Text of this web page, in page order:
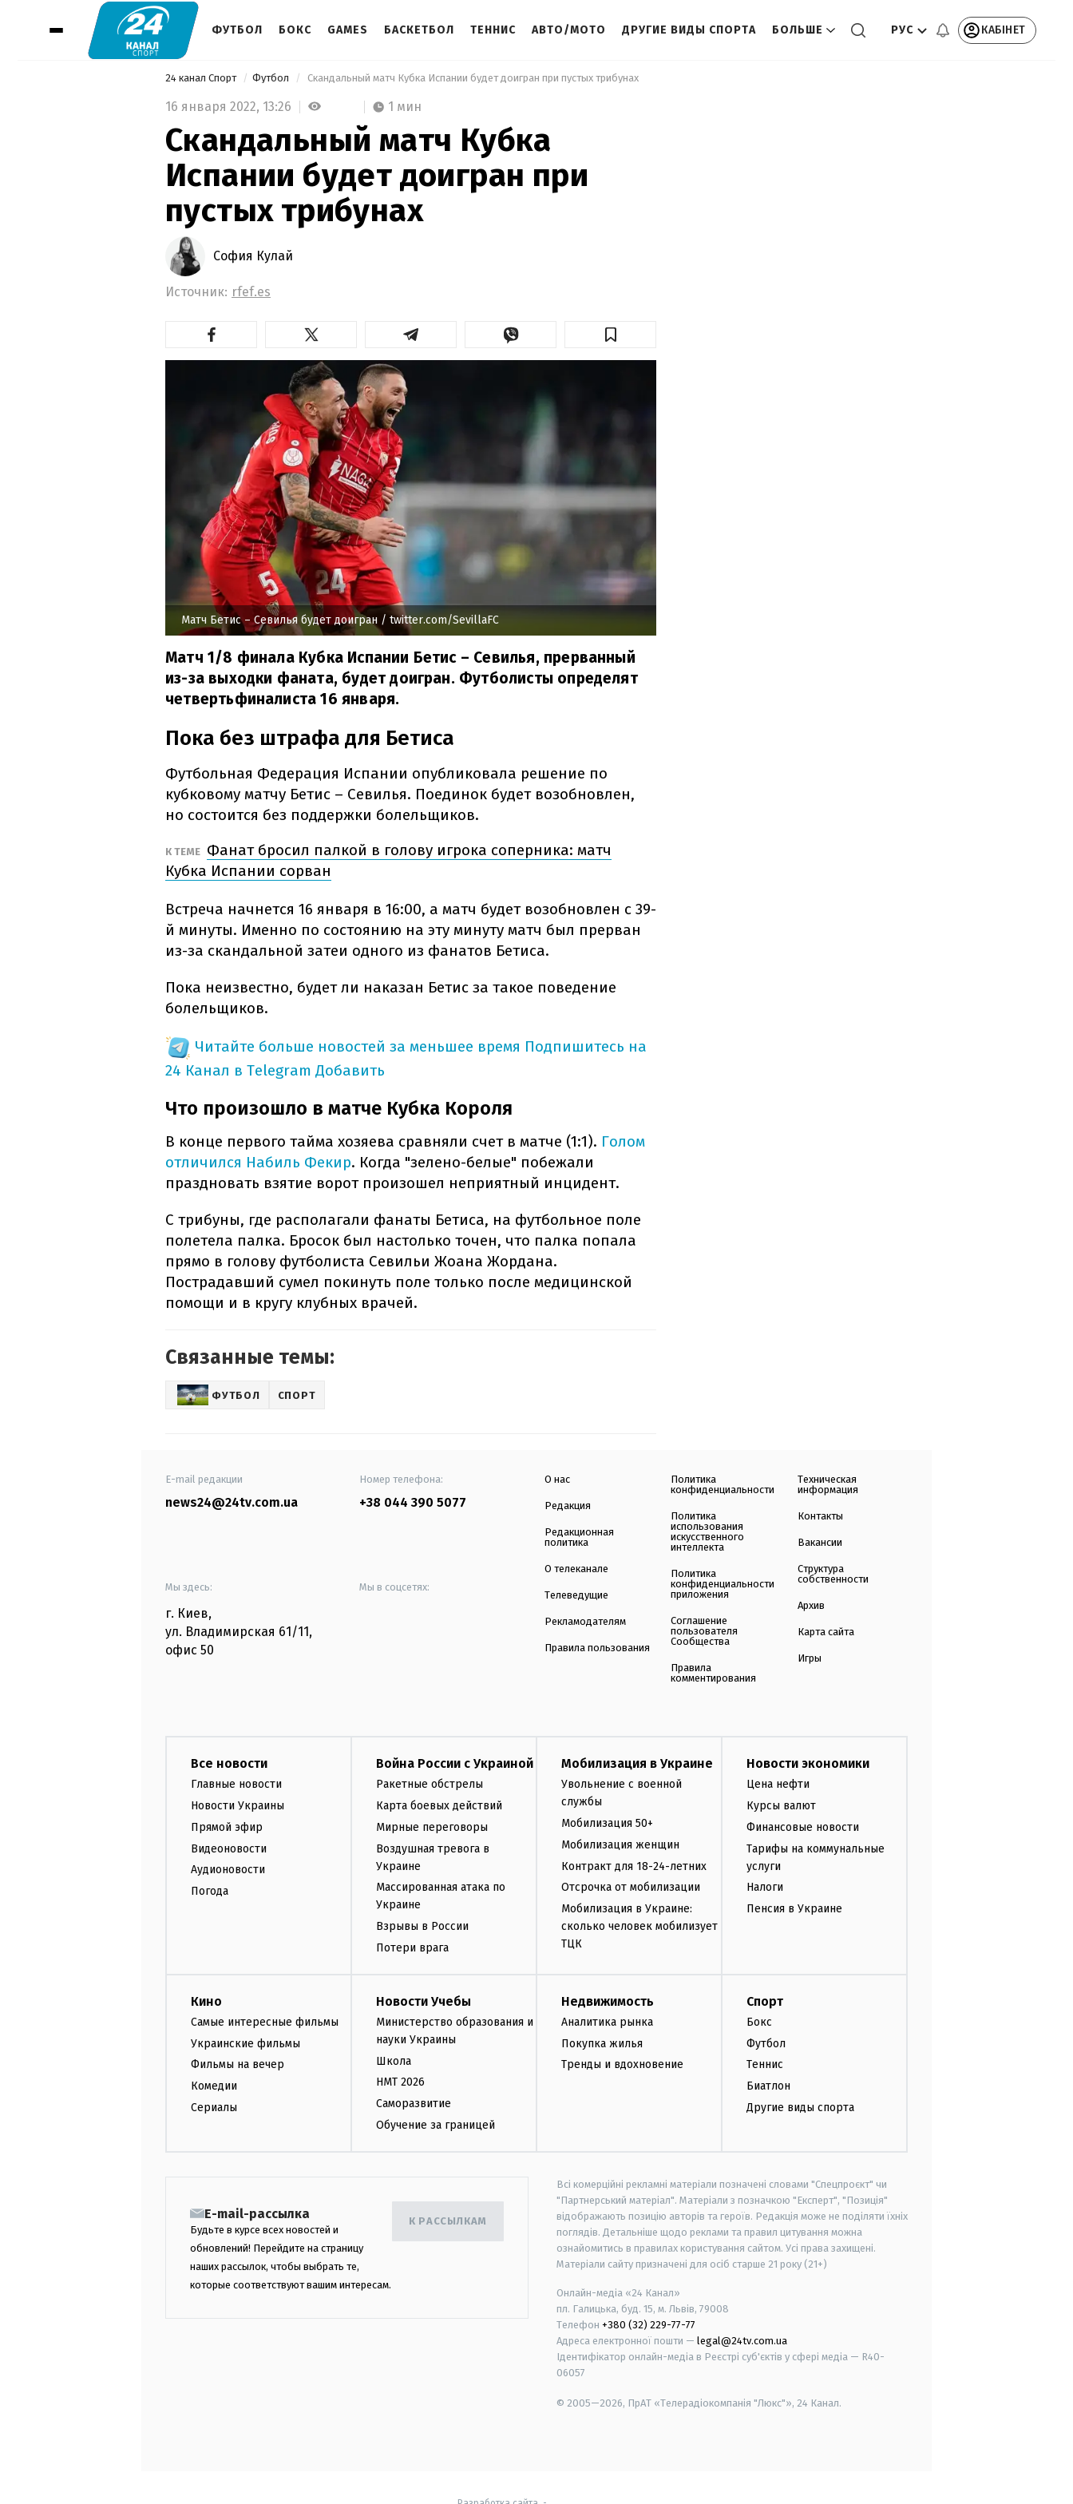
ФУТБОЛ БОКС GAMES БАСКЕТБОЛ ТЕННИС АВТО/МОТО ДРУГИЕ ВИДЫ СПОРТА БОЛЬШЕ РУС КАБІНЕТ
24 канал Спорт Футбол Скандальный матч Кубка Испании будет доигран при пустых трибунах
16 января 2022, 13:26 1 мин
Скандальный матч Кубка
Испании будет доигран при
пустых трибунах
София Кулай
Источник: rfef.es
Матч Бетис – Севилья будет доигран / twitter.com/SevillaFC
Матч 1/8 финала Кубка Испании Бетис – Севилья, прерванный
из-за выходки фаната, будет доигран. Футболисты определят
четвертьфиналиста 16 января.
Пока без штрафа для Бетиса
Футбольная Федерация Испании опубликовала решение по
кубковому матчу Бетис – Севилья. Поединок будет возобновлен,
но состоится без поддержки болельщиков.
К ТЕМЕ Фанат бросил палкой в ​​голову игрока соперника: матч
Кубка Испании сорван
Встреча начнется 16 января в 16:00, а матч будет возобновлен с 39-
й минуты. Именно по состоянию на эту минуту матч был прерван
из-за скандальной затеи одного из фанатов Бетиса.
Пока неизвестно, будет ли наказан Бетис за такое поведение
болельщиков.
Читайте больше новостей за меньшее время Подпишитесь на
24 Канал в Telegram Добавить
Что произошло в матче Кубка Короля
В конце первого тайма хозяева сравняли счет в матче (1:1). Голом
отличился Набиль Фекир. Когда "зелено-белые" побежали
праздновать взятие ворот произошел неприятный инцидент.
С трибуны, где располагали фанаты Бетиса, на футбольное поле
полетела палка. Бросок был настолько точен, что палка попала
прямо в голову футболиста Севильи Жоана Жордана.
Пострадавший сумел покинуть поле только после медицинской
помощи и в кругу клубных врачей.
Связанные темы:
ФУТБОЛ СПОРТ
E-mail редакции
news24@24tv.com.ua
Номер телефона:
+38 044 390 5077
Мы здесь:
г. Киев,
ул. Владимирская 61/11,
офис 50
Мы в соцсетях:
О нас
Редакция
Редакционная
политика
О телеканале
Телеведущие
Рекламодателям
Правила пользования
Политика
конфиденциальности
Политика
использования
искусственного
интеллекта
Политика
конфиденциальности
приложения
Соглашение
пользователя
Сообщества
Правила
комментирования
Техническая
информация
Контакты
Вакансии
Структура
собственности
Архив
Карта сайта
Игры
Все новости
Главные новости
Новости Украины
Прямой эфир
Видеоновости
Аудионовости
Погода
Война России с Украиной
Ракетные обстрелы
Карта боевых действий
Мирные переговоры
Воздушная тревога в
Украине
Массированная атака по
Украине
Взрывы в России
Потери врага
Мобилизация в Украине
Увольнение с военной
службы
Мобилизация 50+
Мобилизация женщин
Контракт для 18-24-летних
Отсрочка от мобилизации
Мобилизация в Украине:
сколько человек мобилизует
ТЦК
Новости экономики
Цена нефти
Курсы валют
Финансовые новости
Тарифы на коммунальные
услуги
Налоги
Пенсия в Украине
Кино
Самые интересные фильмы
Украинские фильмы
Фильмы на вечер
Комедии
Сериалы
Новости Учебы
Министерство образования и
науки Украины
Школа
НМТ 2026
Саморазвитие
Обучение за границей
Недвижимость
Аналитика рынка
Покупка жилья
Тренды и вдохновение
Спорт
Бокс
Футбол
Теннис
Биатлон
Другие виды спорта
E-mail-рассылка
Будьте в курсе всех новостей и
обновлений! Перейдите на страницу
наших рассылок, чтобы выбрать те,
которые соответствуют вашим интересам.
К РАССЫЛКАМ
Всі комерційні рекламні матеріали позначені словами "Спецпроєкт" чи
"Партнерський матеріал". Матеріали з позначкою "Експерт", "Позиція"
відображають позицію авторів та героїв. Редакція може не поділяти їхніх
поглядів. Детальніше щодо реклами та правил цитування можна
ознайомитись в правилах користування сайтом. Усі права захищені.
Матеріали сайту призначені для осіб старше 21 року (21+)
Онлайн-медіа «24 Канал»
пл. Галицька, буд. 15, м. Львів, 79008
Телефон +380 (32) 229-77-77
Адреса електронної пошти — legal@24tv.com.ua
Ідентифікатор онлайн-медіа в Реєстрі суб'єктів у сфері медіа — R40-
06057
© 2005—2026, ПрАТ «Телерадіокомпанія "Люкс"», 24 Канал.